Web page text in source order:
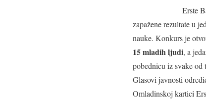
Erste
zapažene rezultate u
nauke. Konkurs je
15 mladih ljudi, a
pobednicu iz svake od
Glasovi javnosti
Omladinskoj kartici